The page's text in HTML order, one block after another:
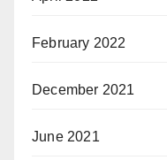
February 2022
December 2021
June 2021